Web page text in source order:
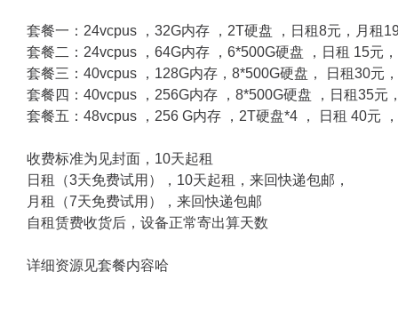
套餐一：24vcpus ，32G内存 ，2T硬盘 ，日租8元，月租
套餐二：24vcpus ，64G内存 ，6*500G硬盘 ，日租 15元
套餐三：40vcpus ，128G内存，8*500G硬盘， 日租30元
套餐四：40vcpus ，256G内存 ，8*500G硬盘 ，日租35元
套餐五：48vcpus ，256 G内存 ，2T硬盘*4 ， 日租 40元
收费标准为见封面，10天起租
日租（3天免费试用），10天起租，来回快递包邮，
月租（7天免费试用），来回快递包邮
自租赁费收货后，设备正常寄出算天数
详细资源见套餐内容哈